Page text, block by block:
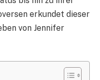
erkundet dieser
von Jennifer